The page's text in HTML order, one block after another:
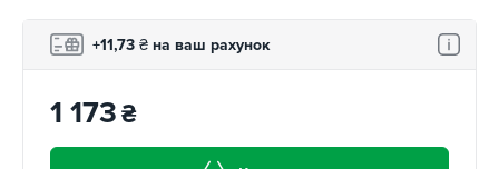
+11,73 ₴ на ваш рахунок
1 173₴